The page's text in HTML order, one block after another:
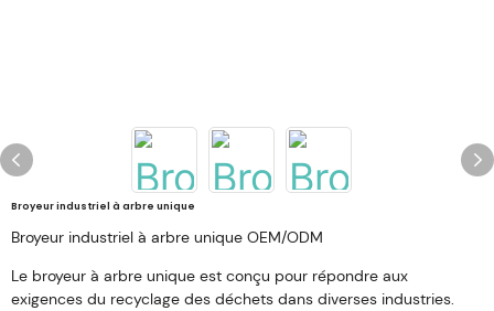
Broyeur industriel à arbre unique
Broyeur industriel à arbre unique OEM/ODM
Le broyeur à arbre unique est conçu pour répondre aux
exigences du recyclage des déchets dans diverses industries.